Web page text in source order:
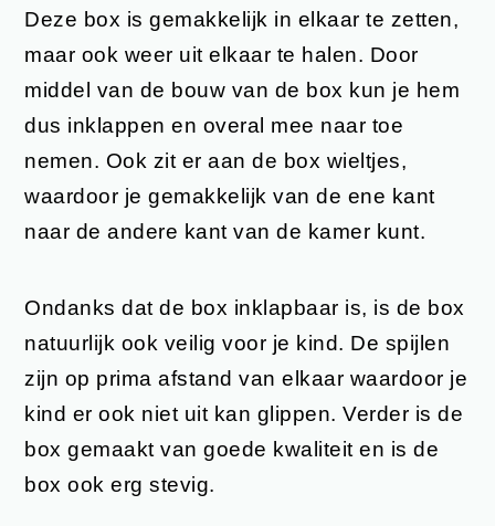
Deze box is gemakkelijk in elkaar te zetten,
maar ook weer uit elkaar te halen. Door
middel van de bouw van de box kun je hem
dus inklappen en overal mee naar toe
nemen. Ook zit er aan de box wieltjes,
waardoor je gemakkelijk van de ene kant
naar de andere kant van de kamer kunt.
Ondanks dat de box inklapbaar is, is de box
natuurlijk ook veilig voor je kind. De spijlen
zijn op prima afstand van elkaar waardoor je
kind er ook niet uit kan glippen. Verder is de
box gemaakt van goede kwaliteit en is de
box ook erg stevig.